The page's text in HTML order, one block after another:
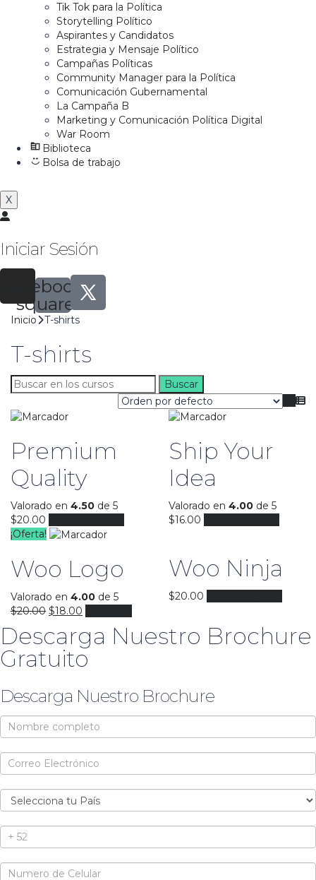
Tik Tok para la Política
Storytelling Político
Aspirantes y Candidatos
Estrategia y Mensaje Político
Campañas Políticas
Community Manager para la Política
Comunicación Gubernamental
La Campaña B
Marketing y Comunicación Política Digital
War Room
Biblioteca
Bolsa de trabajo
X
Iniciar Sesión
Facebook-
square
Inicio T-shirts
T-shirts
Buscar
por:
Premium
Quality
Valorado en 4.50 de 5
$20.00
Ship Your
Idea
Valorado en 4.00 de 5
$16.00
¡Oferta!
Woo Logo
Valorado en 4.00 de 5
$20.00 $18.00
Woo Ninja
$20.00
Descarga Nuestro Brochure
Gratuito
Descarga Nuestro Brochure
Brochure